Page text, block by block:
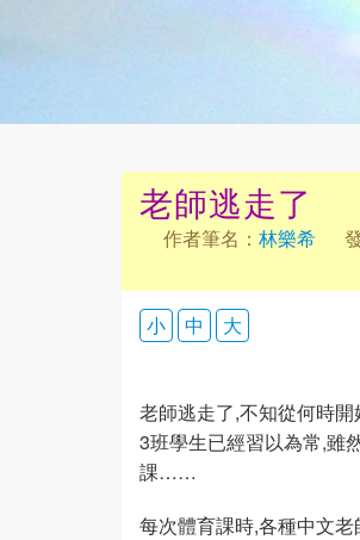
老師逃走了
作者筆名： 林樂希
小 中 大
老師逃走了,不知從何時
3班學生已經習以為常,雖
課……
每次體育課時,各種中文